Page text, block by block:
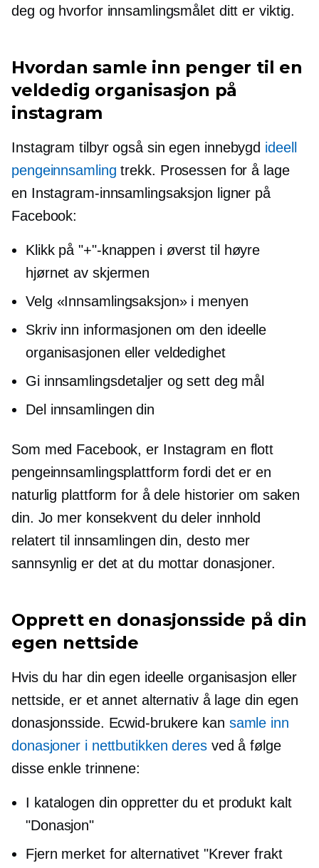
deg og hvorfor innsamlingsmålet ditt er viktig.
Hvordan samle inn penger til en
veldedig organisasjon på
instagram
Instagram tilbyr også sin egen innebygd ideell
pengeinnsamling trekk. Prosessen for å lage
en Instagram-innsamlingsaksjon ligner på
Facebook:
Klikk på "+"-knappen i øverst til høyre
hjørnet av skjermen
Velg «Innsamlingsaksjon» i menyen
Skriv inn informasjonen om den ideelle
organisasjonen eller veldedighet
Gi innsamlingsdetaljer og sett deg mål
Del innsamlingen din
Som med Facebook, er Instagram en flott
pengeinnsamlingsplattform fordi det er en
naturlig plattform for å dele historier om saken
din. Jo mer konsekvent du deler innhold
relatert til innsamlingen din, desto mer
sannsynlig er det at du mottar donasjoner.
Opprett en donasjonsside på din
egen nettside
Hvis du har din egen ideelle organisasjon eller
nettside, er et annet alternativ å lage din egen
donasjonsside. Ecwid-brukere kan samle inn
donasjoner i nettbutikken deresved å følge
disse enkle trinnene:
I katalogen din oppretter du et produkt kalt
"Donasjon"
Fjern merket for alternativet "Krever frakt